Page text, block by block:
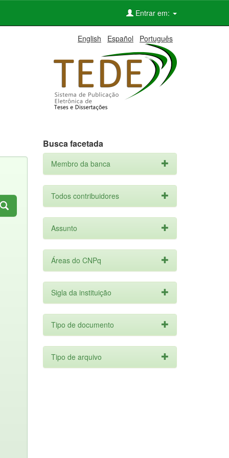
Entrar em:
English Español Português
Busca facetada
Membro da banca
Todos contribuidores
Assunto
Áreas do CNPq
Sigla da instituição
Tipo de documento
Tipo de arquivo